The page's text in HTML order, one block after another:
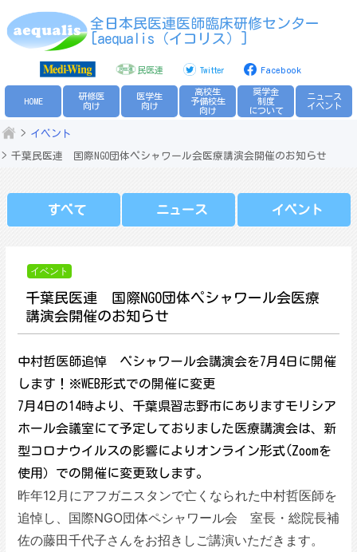
to
全日本民医連医師臨床研修センター
[aequalis（イコリス）]
民医連 Twitter Facebook
HOME
研修医
向け
医学生
向け
高校生
予備校生
向け
奨学金
制度
について
ニュース
イベント
イベント
千葉民医連 国際NGO団体ペシャワール会医療講演会開催のお知らせ
すべて ニュース イベント
イベント
千葉民医連 国際NGO団体ペシャワール会医療
講演会開催のお知らせ
中村哲医師追悼 ペシャワール会講演会を7月4日に開催
します！※WEB形式での開催に変更
7月4日の14時より、千葉県習志野市にありますモリシア
ホール会議室にて予定しておりました医療講演会は、新
型コロナウイルスの影響によりオンライン形式(Zoomを
使用）での開催に変更致します。
昨年12月にアフガニスタンで亡くなられた中村哲医師を
追悼し、国際NGO団体ペシャワール会 室長・総院長補
佐の藤田千代子さんをお招きしご講演いただきます。